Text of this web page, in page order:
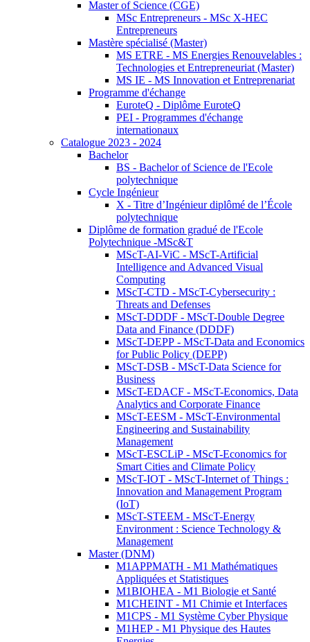
Master of Science (CGE)
MSc Entrepreneurs - MSc X-HEC
Entrepreneurs
Mastère spécialisé (Master)
MS ETRE - MS Energies Renouvelables :
Technologies et Entrepreneuriat (Master)
MS IE - MS Innovation et Entreprenariat
Programme d'échange
EuroteQ - Diplôme EuroteQ
PEI - Programmes d'échange
internationaux
Catalogue 2023 - 2024
Bachelor
BS - Bachelor of Science de l'Ecole
polytechnique
Cycle Ingénieur
X - Titre d’Ingénieur diplômé de l’École
polytechnique
Diplôme de formation gradué de l'Ecole
Polytechnique -MSc&T
MScT-AI-ViC - MScT-Artificial
Intelligence and Advanced Visual
Computing
MScT-CTD - MScT-Cybersecurity :
Threats and Defenses
MScT-DDDF - MScT-Double Degree
Data and Finance (DDDF)
MScT-DEPP - MScT-Data and Economics
for Public Policy (DEPP)
MScT-DSB - MScT-Data Science for
Business
MScT-EDACF - MScT-Economics, Data
Analytics and Corporate Finance
MScT-EESM - MScT-Environmental
Engineering and Sustainability
Management
MScT-ESCLiP - MScT-Economics for
Smart Cities and Climate Policy
MScT-IOT - MScT-Internet of Things :
Innovation and Management Program
(IoT)
MScT-STEEM - MScT-Energy
Environment : Science Technology &
Management
Master (DNM)
M1APPMATH - M1 Mathématiques
Appliquées et Statistiques
M1BIOHEA - M1 Biologie et Santé
M1CHEINT - M1 Chimie et Interfaces
M1CPS - M1 Système Cyber Physique
M1HEP - M1 Physique des Hautes